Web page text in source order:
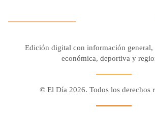
Edición digital con información general,
económica, deportiva y
© El Día 2026. Todos los derechos